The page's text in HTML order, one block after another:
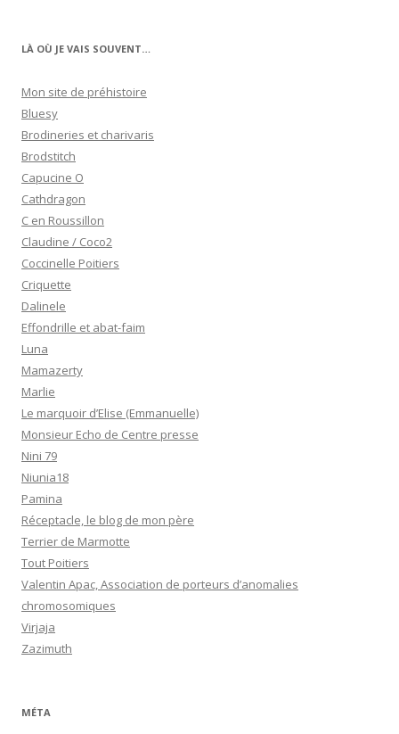
LÀ OÙ JE VAIS SOUVENT…
Mon site de préhistoire
Bluesy
Brodineries et charivaris
Brodstitch
Capucine O
Cathdragon
C en Roussillon
Claudine / Coco2
Coccinelle Poitiers
Criquette
Dalinele
Effondrille et abat-faim
Luna
Mamazerty
Marlie
Le marquoir d’Elise (Emmanuelle)
Monsieur Echo de Centre presse
Nini 79
Niunia18
Pamina
Réceptacle, le blog de mon père
Terrier de Marmotte
Tout Poitiers
Valentin Apac, Association de porteurs d’anomalies
chromosomiques
Virjaja
Zazimuth
MÉTA